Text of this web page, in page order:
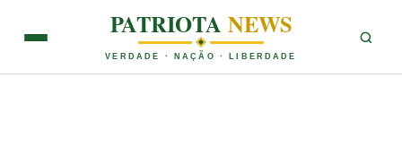
PATRIOTANEWS
VERDADE · NAÇÃO · LIBERDADE